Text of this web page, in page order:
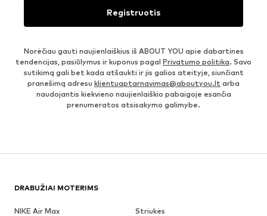
Registruotis
Norėčiau gauti naujienlaiškius iš ABOUT YOU apie dabartines
tendencijas, pasiūlymus ir kuponus pagal Privatumo politika. Savo
sutikimą gali bet kada atšaukti ir jis galios ateityje, siunčiant
pranešimą adresu klientuaptarnavimas@aboutyou.lt arba
naudojantis kiekvieno naujienlaiškio pabaigoje esančia
prenumeratos atsisakymo galimybe.
DRABUŽIAI MOTERIMS
NIKE Air Max
Striukės